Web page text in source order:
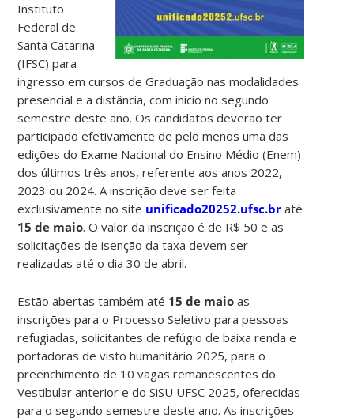
Instituto
Federal de
Santa Catarina
(IFSC) para
ingresso em cursos de Graduação nas modalidades
presencial e a distância, com início no segundo
semestre deste ano. Os candidatos deverão ter
participado efetivamente de pelo menos uma das
edições do Exame Nacional do Ensino Médio (Enem)
dos últimos três anos, referente aos anos 2022,
2023 ou 2024. A inscrição deve ser feita
exclusivamente no site unificado20252.ufsc.br até
15 de maio. O valor da inscrição é de R$ 50 e as
solicitações de isenção da taxa devem ser
realizadas até o dia 30 de abril.
Estão abertas também até 15 de maio as
inscrições para o Processo Seletivo para pessoas
refugiadas, solicitantes de refúgio de baixa renda e
portadoras de visto humanitário 2025, para o
preenchimento de 10 vagas remanescentes do
Vestibular anterior e do SiSU UFSC 2025, oferecidas
para o segundo semestre deste ano. As inscrições